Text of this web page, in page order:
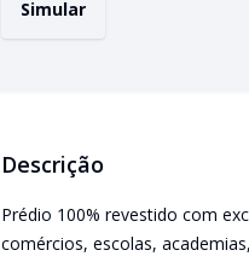
Simular
Descrição
Prédio 100% revestido com
comércios, escolas,